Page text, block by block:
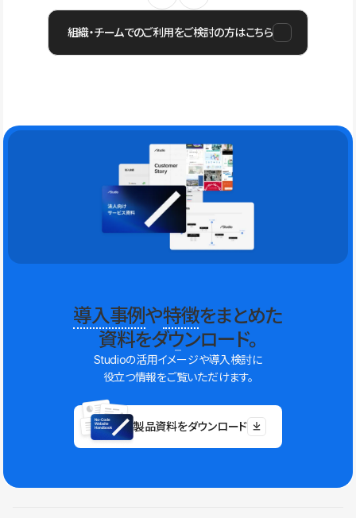
組織・チームでのご利用をご検討の方はこちら
導入事例や特徴をまとめた
資料をダウンロード。
Studioの活用イメージや導入検討に
役立つ情報をご覧いただけます。
製品資料をダウンロード